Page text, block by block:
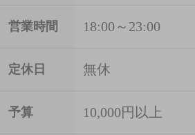
営業時間 18:00～23:00
定休日 無休
予算 10,000円以上